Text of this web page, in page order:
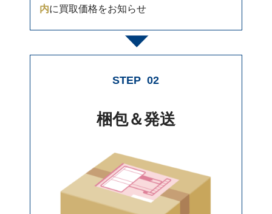
内に買取価格をお知らせ
STEP 02
梱包＆発送